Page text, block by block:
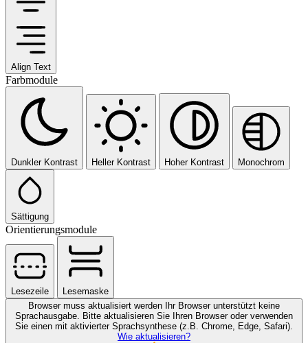
Align Text
Farbmodule
Dunkler Kontrast Heller Kontrast Hoher Kontrast Monochrom
Sättigung
Orientierungsmodule
Lesezeile
Lesemaske
Browser muss aktualisiert werden
Ihr Browser unterstützt keine
Sprachausgabe. Bitte aktualisieren Sie Ihren Browser oder verwenden
Sie einen mit aktivierter Sprachsynthese (z.B. Chrome, Edge, Safari).
Wie aktualisieren?